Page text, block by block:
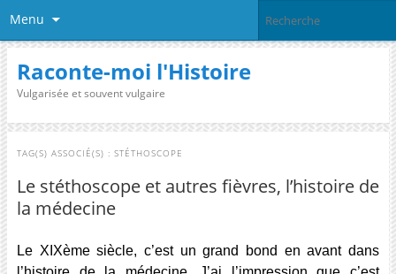
Menu
Raconte-moi l'Histoire
Vulgarisée et souvent vulgaire
TAG(S) ASSOCIÉ(S) : STÉTHOSCOPE
Le stéthoscope et autres fièvres, l’histoire de
la médecine
Le XIXème siècle, c’est un grand bond en avant dans